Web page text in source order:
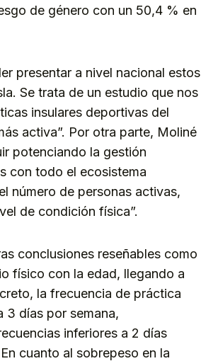
de género con un 50,4 % en
presentar a nivel nacional estos
Se trata de un estudio que nos
insulares deportivas del
activa”. Por otra parte, Moliné
potenciando la gestión
con todo el ecosistema
número de personas activas,
de condición física”.
conclusiones reseñables como
físico con la edad, llegando a
la frecuencia de práctica
3 días por semana,
inferiores a 2 días
cuanto al sobrepeso en la